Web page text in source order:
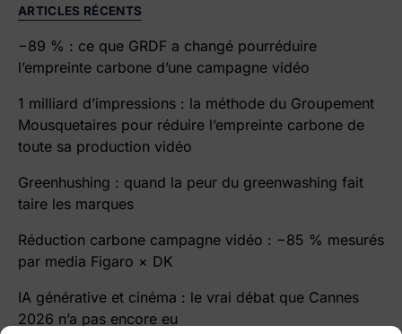
ARTICLES RÉCENTS
−89 % : ce que GRDF a changé pourréduire
l’empreinte carbone d’une campagne vidéo
1 milliard d’impressions : la méthode du Groupement
Mousquetaires pour réduire l’empreinte carbone de
toute sa production vidéo
Greenhushing : quand la peur du greenwashing fait
taire les marques
Réduction carbone campagne vidéo : −85 % mesurés
par media Figaro × DK
IA générative et cinéma : le vrai débat que Cannes
2026 n’a pas encore eu